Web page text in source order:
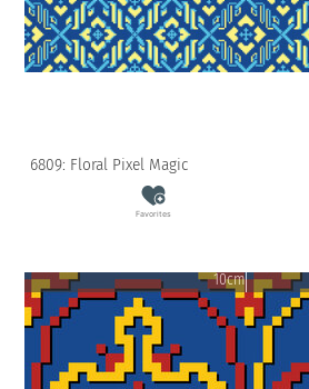
6809: Floral Pixel Magic
Favorites
10cm